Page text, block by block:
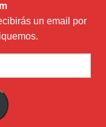
un email por